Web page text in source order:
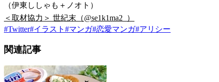
（伊東ししゃも＋ノオト）
＜取材協力＞ 世紀末（@se1k1ma2_）
#Twitter#イラスト #マンガ#恋愛マンガ#アリシー
関連記事